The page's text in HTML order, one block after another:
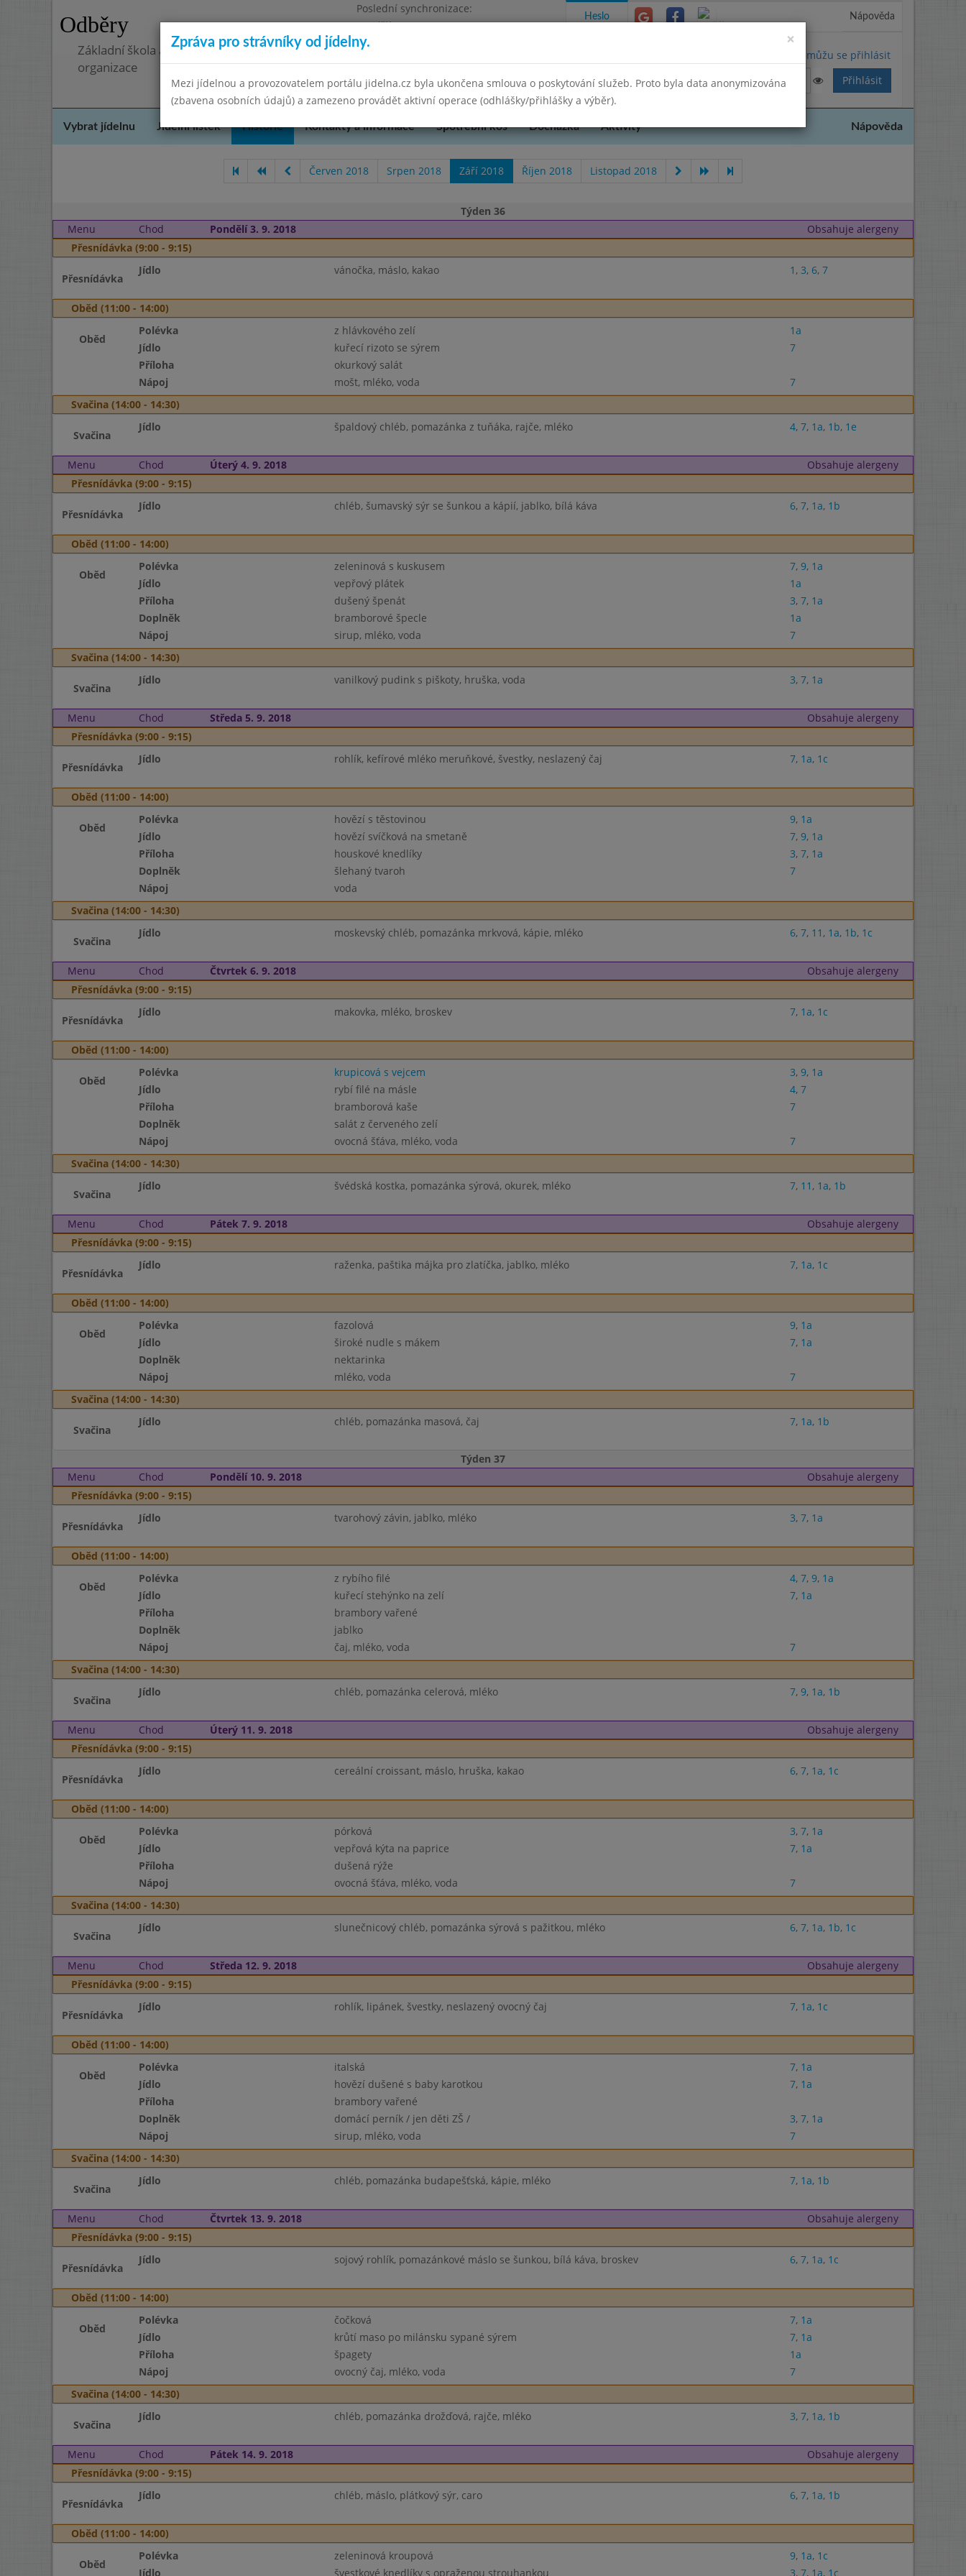
Odběry
Poslední synchronizace:
Pondělí 7.7.2025 9:58
Základní škola a mateřská škola, Pavlovice u Přerova, okres Přerov, příspěvková
organizace
Heslo Nápověda
Nemůžu se přihlásit
Vybrat jídelnu Jídelní lístek Historie Kontakty a informace Spotřební koš Docházka Aktivity Nápověda
Červen 2018 Srpen 2018 Září 2018 Říjen 2018 Listopad 2018
Týden 36
Menu
Chod Pondělí 3. 9. 2018
Obsahuje alergeny
Přesnídávka (9:00 - 9:15)
Přesnídávka
Jídlo vánočka, máslo, kakao 1 , 3, 6, 7
Oběd (11:00 - 14:00)
Oběd
Polévka z hlávkového zelí
1a
Jídlo
kuřecí rizoto se sýrem
7
Příloha
okurkový salát
Nápoj
mošt, mléko, voda
7
Svačina (14:00 - 14:30)
Svačina
Jídlo špaldový chléb, pomazánka z tuňáka, rajče, mléko 4, 7, 1a, 1b, 1e
Menu Chod Úterý 4. 9. 2018
Obsahuje alergeny
Přesnídávka (9:00 - 9:15)
Přesnídávka
Jídlo chléb, šumavský sýr se šunkou a kápií, jablko, bílá káva 6, 7, 1a, 1b
Oběd (11:00 - 14:00)
Oběd
Polévka zeleninová s kuskusem 7, 9, 1a
Jídlo
vepřový plátek
1a
Příloha
dušený špenát 3, 7, 1a
Doplněk
bramborové špecle
1a
Nápoj
sirup, mléko, voda
7
Svačina (14:00 - 14:30)
Svačina
Jídlo vanilkový pudink s piškoty, hruška, voda 3, 7, 1a
Menu Chod Středa 5. 9. 2018
Obsahuje alergeny
Přesnídávka (9:00 - 9:15)
Přesnídávka
Jídlo rohlík, kefírové mléko meruňkové, švestky, neslazený čaj 7, 1a, 1c
Oběd (11:00 - 14:00)
Oběd
Polévka hovězí s těstovinou 9, 1a
Jídlo
hovězí svíčková na smetaně 7, 9, 1a
Příloha
houskové knedlíky 3, 7, 1a
Doplněk
šlehaný tvaroh
7
Nápoj
voda
Svačina (14:00 - 14:30)
Svačina
Jídlo moskevský chléb, pomazánka mrkvová, kápie, mléko 6, 7, 11 , 1a, 1b, 1c
Menu Chod Čtvrtek 6. 9. 2018
Obsahuje alergeny
Přesnídávka (9:00 - 9:15)
Přesnídávka
Jídlo makovka, mléko, broskev 7, 1a, 1c
Oběd (11:00 - 14:00)
Oběd
Polévka krupicová s vejcem 3, 9, 1a
Jídlo
rybí filé na másle 4, 7
Příloha
bramborová kaše
7
Doplněk
salát z červeného zelí
Nápoj
ovocná šťáva, mléko, voda
7
Svačina (14:00 - 14:30)
Svačina
Jídlo švédská kostka, pomazánka sýrová, okurek, mléko 7, 11 , 1a, 1b
Menu Chod Pátek 7. 9. 2018
Obsahuje alergeny
Přesnídávka (9:00 - 9:15)
Přesnídávka
Jídlo raženka, paštika májka pro zlatíčka, jablko, mléko 7, 1a, 1c
Oběd (11:00 - 14:00)
Oběd
Polévka fazolová 9, 1a
Jídlo
široké nudle s mákem 7, 1a
Doplněk
nektarinka
Nápoj
mléko, voda
7
Svačina (14:00 - 14:30)
Svačina
Jídlo chléb, pomazánka masová, čaj 7, 1a, 1b
Týden 37
Menu
Chod Pondělí 10. 9. 2018
Obsahuje alergeny
Přesnídávka (9:00 - 9:15)
Přesnídávka
Jídlo tvarohový závin, jablko, mléko 3, 7, 1a
Oběd (11:00 - 14:00)
Oběd
Polévka z rybího filé 4, 7, 9, 1a
Jídlo
kuřecí stehýnko na zelí 7, 1a
Příloha
brambory vařené
Doplněk
jablko
Nápoj
čaj, mléko, voda
7
Svačina (14:00 - 14:30)
Svačina
Jídlo chléb, pomazánka celerová, mléko 7, 9, 1a, 1b
Menu Chod Úterý 11. 9. 2018
Obsahuje alergeny
Přesnídávka (9:00 - 9:15)
Přesnídávka
Jídlo cereální croissant, máslo, hruška, kakao 6, 7, 1a, 1c
Oběd (11:00 - 14:00)
Oběd
Polévka pórková 3, 7, 1a
Jídlo
vepřová kýta na paprice 7, 1a
Příloha
dušená rýže
Nápoj
ovocná šťáva, mléko, voda
7
Svačina (14:00 - 14:30)
Svačina
Jídlo slunečnicový chléb, pomazánka sýrová s pažitkou, mléko 6, 7, 1a, 1b, 1c
Menu Chod Středa 12. 9. 2018
Obsahuje alergeny
Přesnídávka (9:00 - 9:15)
Přesnídávka
Jídlo rohlík, lipánek, švestky, neslazený ovocný čaj 7, 1a, 1c
Oběd (11:00 - 14:00)
Oběd
Polévka italská 7, 1a
Jídlo
hovězí dušené s baby karotkou 7, 1a
Příloha
brambory vařené
Doplněk
domácí perník / jen děti ZŠ / 3, 7, 1a
Nápoj
sirup, mléko, voda
7
Svačina (14:00 - 14:30)
Svačina
Jídlo chléb, pomazánka budapešťská, kápie, mléko 7, 1a, 1b
Menu Chod Čtvrtek 13. 9. 2018
Obsahuje alergeny
Přesnídávka (9:00 - 9:15)
Přesnídávka
Jídlo sojový rohlík, pomazánkové máslo se šunkou, bílá káva, broskev 6, 7, 1a, 1c
Oběd (11:00 - 14:00)
Oběd
Polévka čočková 7, 1a
Jídlo
krůtí maso po milánsku sypané sýrem 7, 1a
Příloha
špagety
1a
Nápoj
ovocný čaj, mléko, voda
7
Svačina (14:00 - 14:30)
Svačina
Jídlo chléb, pomazánka drožďová, rajče, mléko 3, 7, 1a, 1b
Menu Chod Pátek 14. 9. 2018
Obsahuje alergeny
Přesnídávka (9:00 - 9:15)
Přesnídávka
Jídlo chléb, máslo, plátkový sýr, caro 6, 7, 1a, 1b
Oběd (11:00 - 14:00)
Oběd
Polévka zeleninová kroupová 9, 1a, 1c
Jídlo
švestkové knedlíky s opraženou strouhankou 3, 7, 1a, 1c
×
Zpráva pro strávníky od jídelny.
Mezi jídelnou a provozovatelem portálu jidelna.cz byla ukončena smlouva o poskytování služeb. Proto byla data anonymizována
(zbavena osobních údajů) a zamezeno provádět aktivní operace (odhlášky/přihlášky a výběr).